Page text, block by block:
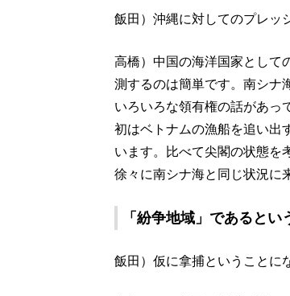
飯田）沖縄に対してのプレッ
高橋）中国の海洋国家として
測するのは簡単です。南シナ
いろいろな領有権の話があっ
初はベトナムの漁船を追い出
います。比べて尖閣の状態を
徐々に南シナ海と同じ状況に
「紛争地域」であると
飯田）仮に拿捕ということに